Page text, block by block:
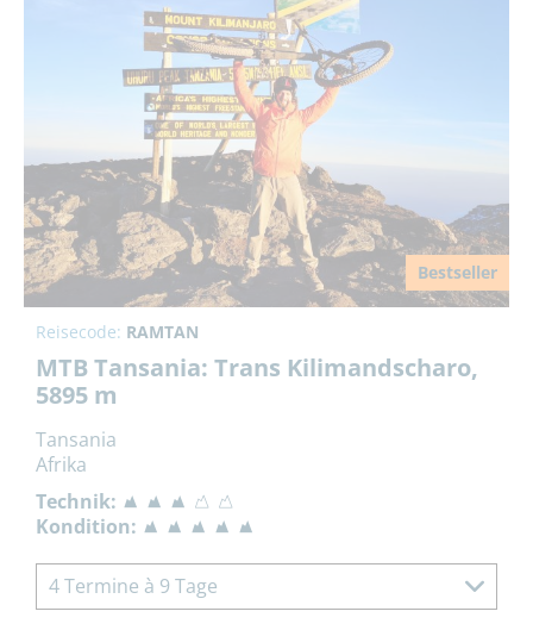
Bestseller
Reisecode: RAMTAN
MTB Tansania: Trans Kilimandscharo,
5895 m
Tansania
Afrika
Technik:
Kondition:
4 Termine à 9 Tage